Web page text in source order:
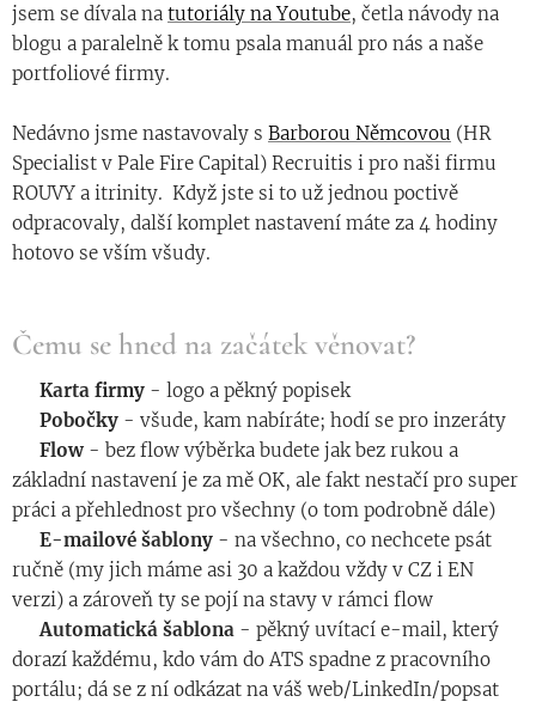
jsem se dívala na tutoriály na Youtube, četla návody na
blogu a paralelně k tomu psala manuál pro nás a naše
portfoliové firmy.
Nedávno jsme nastavovaly s Barborou Němcovou (HR
Specialist v Pale Fire Capital) Recruitis i pro naši firmu
ROUVY a itrinity. Když jste si to už jednou poctivě
odpracovaly, další komplet nastavení máte za 4 hodiny
hotovo se vším všudy.
Čemu se hned na začátek věnovat?
Karta firmy - logo a pěkný popisek
Pobočky - všude, kam nabíráte; hodí se pro inzeráty
Flow - bez flow výběrka budete jak bez rukou a
základní nastavení je za mě OK, ale fakt nestačí pro super
práci a přehlednost pro všechny (o tom podrobně dále)
E-mailové šablony - na všechno, co nechcete psát
ručně (my jich máme asi 30 a každou vždy v CZ i EN
verzi) a zároveň ty se pojí na stavy v rámci flow
Automatická šablona - pěkný uvítací e-mail, který
dorazí každému, kdo vám do ATS spadne z pracovního
portálu; dá se z ní odkázat na váš web/LinkedIn/popsat